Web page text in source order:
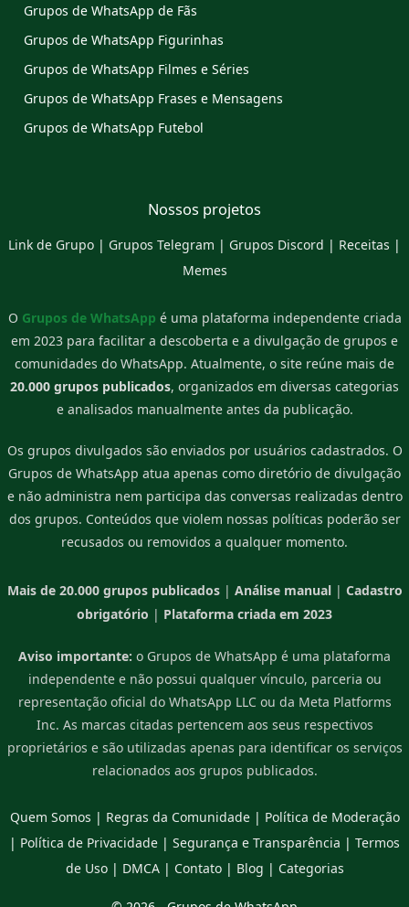
Grupos de WhatsApp de Fãs
Grupos de WhatsApp Figurinhas
Grupos de WhatsApp Filmes e Séries
Grupos de WhatsApp Frases e Mensagens
Grupos de WhatsApp Futebol
Nossos projetos
Link de Grupo | Grupos Telegram | Grupos Discord | Receitas |
Memes
O Grupos de WhatsApp é uma plataforma independente criada
em 2023 para facilitar a descoberta e a divulgação de grupos e
comunidades do WhatsApp. Atualmente, o site reúne mais de
20.000 grupos publicados, organizados em diversas categorias
e analisados manualmente antes da publicação.
Os grupos divulgados são enviados por usuários cadastrados. O
Grupos de WhatsApp atua apenas como diretório de divulgação
e não administra nem participa das conversas realizadas dentro
dos grupos. Conteúdos que violem nossas políticas poderão ser
recusados ou removidos a qualquer momento.
Mais de 20.000 grupos publicados| Análise manual| Cadastro
obrigatório | Plataforma criada em 2023
Aviso importante: o Grupos de WhatsApp é uma plataforma
independente e não possui qualquer vínculo, parceria ou
representação oficial do WhatsApp LLC ou da Meta Platforms
Inc. As marcas citadas pertencem aos seus respectivos
proprietários e são utilizadas apenas para identificar os serviços
relacionados aos grupos publicados.
Quem Somos | Regras da Comunidade| Política de Moderação
| Política de Privacidade | Segurança e Transparência | Termos
de Uso| DMCA| Contato| Blog | Categorias